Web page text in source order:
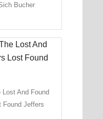
Bucher
Lost And Found
Found Jeffers